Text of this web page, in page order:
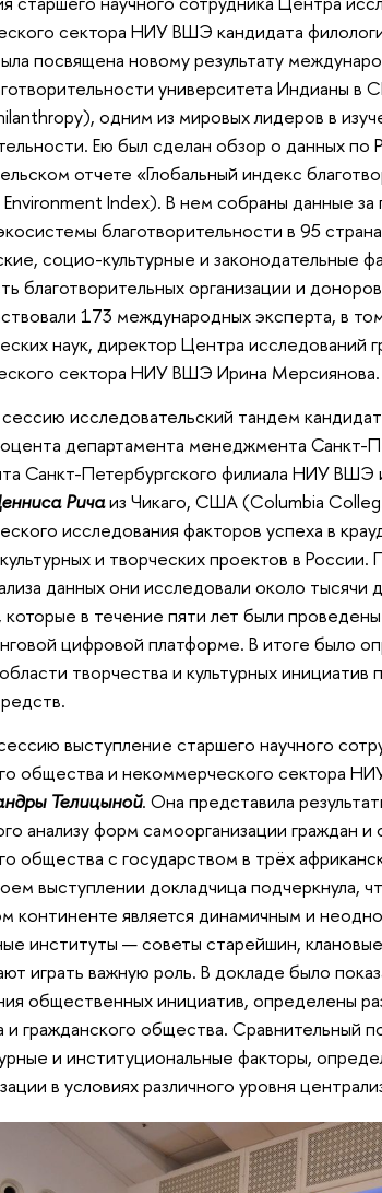
сектора НИУ ВШЭ кандидата
посвящена новому результату
университета Индианы в
одним из мировых лидеров в
Ею был сделан обзор о данных по
отчете «Глобальный индекс
Environment Index). В нем собраны данные
благотворительности в 95
социо-культурные и законодательные
благотворительных организации и
173 международных эксперта, в
наук, директор Центра исследований
сектора НИУ ВШЭ Ирина Мерсиянова.
исследовательский тандем
департамента менеджмента Санкт-
Санкт-Петербургского филиала НИУ ВШЭ
Ричаиз Чикаго, США (Columbia
исследования факторов успеха в
и творческих проектов в
данных они исследовали около тысячи
в течение пяти лет были
цифровой платформе. В итоге было
творчества и культурных
выступление старшего научного
общества и некоммерческого сектора
Телицыной. Она представила
анализу форм самоорганизации граждан
общества с государством в трёх
выступлении докладчица подчеркнула,
континенте является динамичным и
институты — советы старейшин,
играть важную роль. В докладе было
общественных инициатив, определены
и гражданского общества. Сравнительный
и институциональные факторы,
в условиях различного уровня